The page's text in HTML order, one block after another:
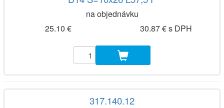
na objednávku
25.10 €
30.87 € s DPH
317.140.12